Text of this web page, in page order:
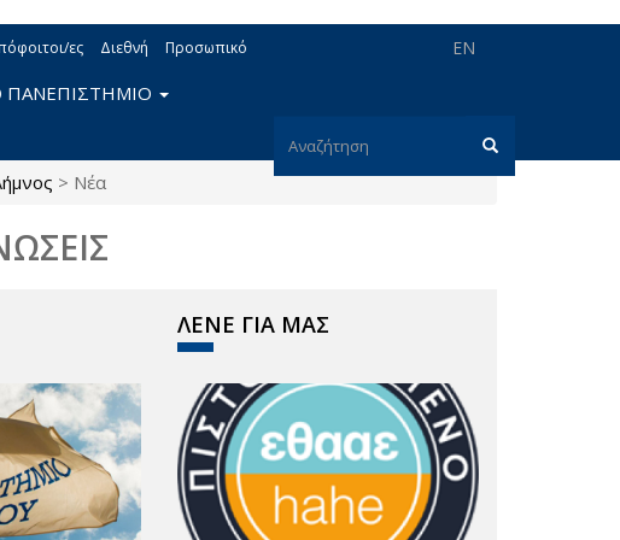
EN
ες Διεθνή Προσωπικό
Φόρμα
ΠΑΝΕΠΙΣΤΗΜΙΟ
> Νέα
ΛΕΝΕ ΓΙΑ ΜΑΣ